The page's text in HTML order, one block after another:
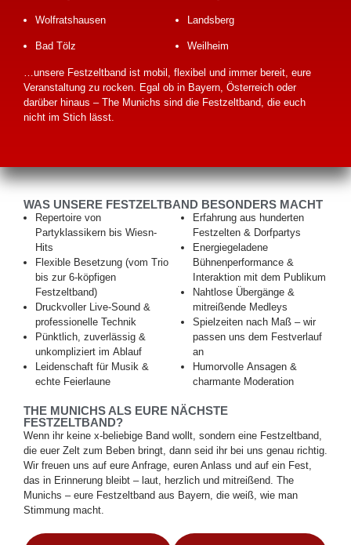
Wolfratshausen
Bad Tölz
Landsberg
Weilheim
…unsere Festzeltband ist mobil, flexibel und immer bereit, eure
Veranstaltung zu rocken. Egal ob in Bayern, Österreich oder
darüber hinaus – The Munichs sind die Festzeltband, die euch
nicht im Stich lässt.
WAS UNSERE FESTZELTBAND BESONDERS MACHT
Repertoire von
Partyklassikern bis Wiesn-
Hits
Flexible Besetzung (vom Trio
bis zur 6-köpfigen
Festzeltband)
Druckvoller Live-Sound &
professionelle Technik
Pünktlich, zuverlässig &
unkompliziert im Ablauf
Leidenschaft für Musik &
echte Feierlaune
Erfahrung aus hunderten
Festzelten & Dorfpartys
Energiegeladene
Bühnenperformance &
Interaktion mit dem Publikum
Nahtlose Übergänge &
mitreißende Medleys
Spielzeiten nach Maß – wir
passen uns dem Festverlauf
an
Humorvolle Ansagen &
charmante Moderation
THE MUNICHS ALS EURE NÄCHSTE
FESTZELTBAND?
Wenn ihr keine x-beliebige Band wollt, sondern eine Festzeltband,
die euer Zelt zum Beben bringt, dann seid ihr bei uns genau richtig.
Wir freuen uns auf eure Anfrage, euren Anlass und auf ein Fest,
das in Erinnerung bleibt – laut, herzlich und mitreißend. The
Munichs – eure Festzeltband aus Bayern, die weiß, wie man
Stimmung macht.